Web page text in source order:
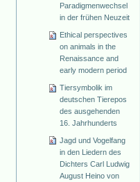
Paradigmenwechsel
in der frühen Neuzeit
Ethical perspectives
on animals in the
Renaissance and
early modern period
Tiersymbolik im
deutschen Tierepos
des ausgehenden
16. Jahrhunderts
Jagd und Vogelfang
in den Liedern des
Dichters Carl Ludwig
August Heino von